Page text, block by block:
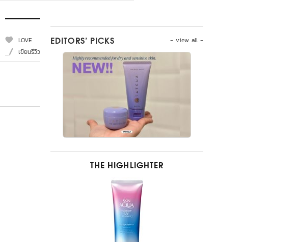
LOVE
เขียนรีวิว
- view all -
EDITORS’ PICKS
THE HIGHLIGHTER